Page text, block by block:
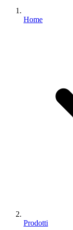
Home
Prodotti